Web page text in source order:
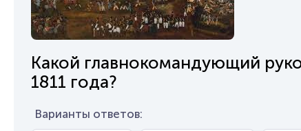
Какой главнокомандующий
1811 года?
Варианты ответов: